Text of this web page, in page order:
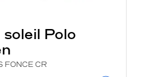
Polo
FONCE CR